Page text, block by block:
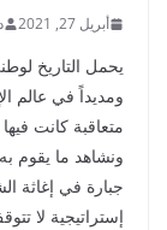
أبريل 27, 2021
يحمل التاريخ
ومديداً في عالم
متعاقبة كانت
ونشاهد ما يقوم
جبارة في إغاثة
إستراتيجية لا